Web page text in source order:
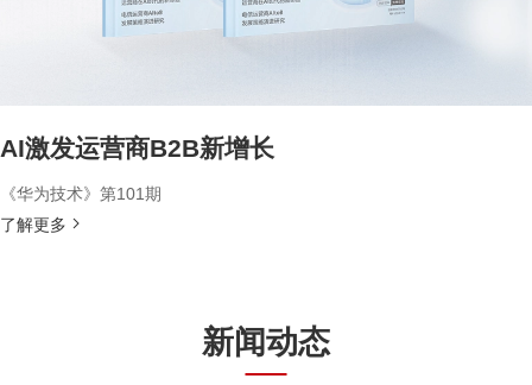
AI激发运营商B2B新增长
《华为技术》第101期
了解更多
新闻动态